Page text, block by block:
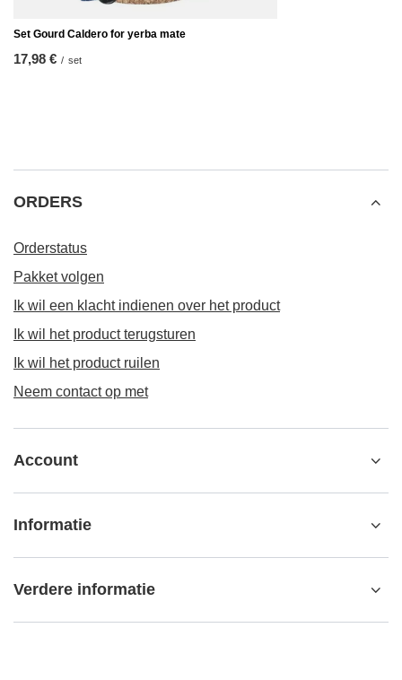
Set Gourd Caldero for yerba mate
17,98 € / set
ORDERS
Orderstatus
Pakket volgen
Ik wil een klacht indienen over het product
Ik wil het product terugsturen
Ik wil het product ruilen
Neem contact op met
Account
Informatie
Verdere informatie